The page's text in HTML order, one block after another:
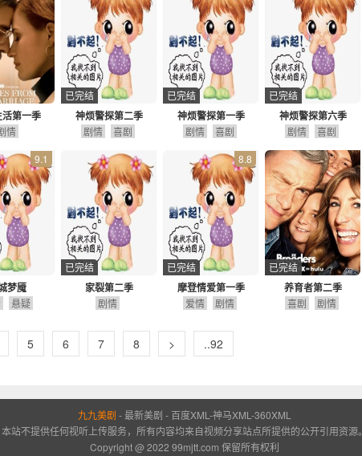
第一季
情
神烦警探第二季
已完结
剧情 喜剧
神烦警探第一季
已完结
剧情 喜剧
神烦警探第六季
已完结
剧情 喜剧
梦魇
9.1
悬疑
家裂第二季
已完结
剧情
摩登情爱第一季
8.8
已完结
爱情 剧情
养育者第二季
已完结
喜剧 剧情
5 6 7 8 > ..92
九九美剧 -最新美剧 - 百度XML -神马XML -360XML
本站不提供任何视听上传服务，所有内容均来自视频分享站点所提供的公开引用资源。
Copyright @ 2022 99mjtt.com 保留所有权利